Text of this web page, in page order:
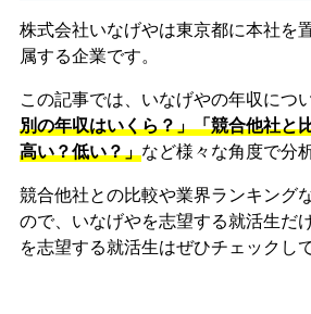
株式会社いなげやは東京都に本社を
属する企業です。
この記事では、いなげやの年収につい
別の年収はいくら？」「競合他社と
高い？低い？」など様々な角度で分
競合他社との比較や業界ランキング
ので、いなげやを志望する就活生だ
を志望する就活生はぜひチェックし